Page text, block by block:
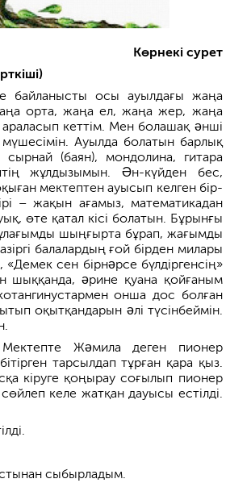
Көрнекі сурет
байланысты осы ауылдағы жаңа
орта, жаңа ел, жаңа жер, жаңа
кеттім. Мен болашақ əнші
мүшесімін. Ауылда болатын барлық
(баян), мондолина, гитара
жұлдызымын. Əн-күйден бес,
мектептен ауысып келген бір-
– жақын ағамыз, математикадан
өте қатал кісі болатын. Бұрынғы
шыңғырта бұрап, жағымды
балалардың ғой бірден милары
сен бірнəрсе бүлдіргенсің»
шыққанда, əрине қуана қойғаным
онша дос болған
оқытқандарын əлі түсінбеймін.
Жəмила деген пионер
тарсылдап тұрған қара қыз.
кіруге қоңырау соғылып пионер
келе жатқан дауысы естілді.
сыбырладым.